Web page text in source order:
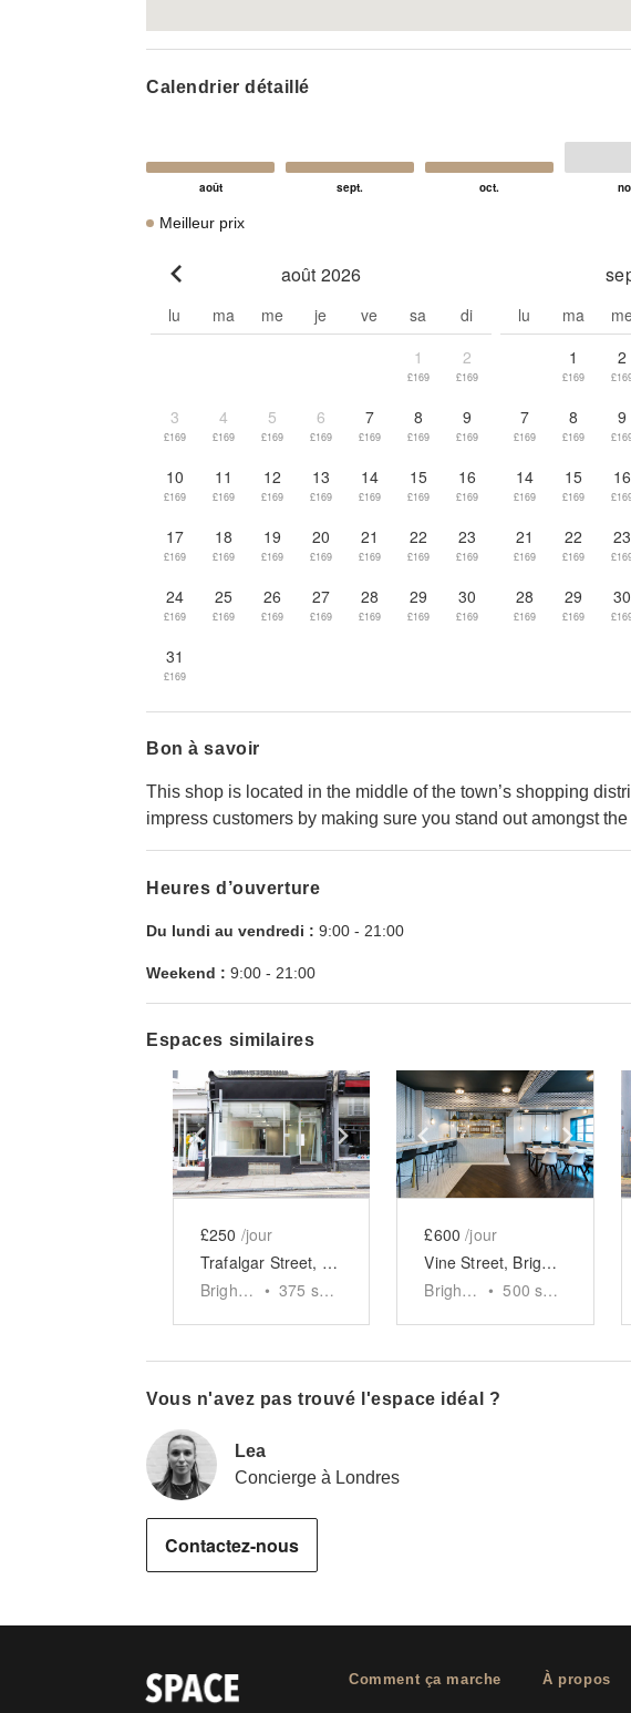
Calendrier détaillé
Meilleur prix
août 2026
lu ma me je ve sa
di
1
£169
2
£169
3
£169
4
£169
5
£169
6
£169
7
£169
8
£169
9
£169
10
£169
11
£169
12
£169
13
£169
14
£169
15
£169
16
£169
17
£169
18
£169
19
£169
20
£169
21
£169
22
£169
23
£169
24
£169
25
£169
26
£169
27
£169
28
£169
29
£169
30
£169
31
£169
lu ma me
1
£169
2
7
£169
8
£169
9
14
£169
15
£169
16
21
£169
22
£169
23
28
£169
29
£169
30
Bon à savoir
This shop is located in the middle of the town’s shopping
impress customers by making sure you stand out amongst the
Heures d’ouverture
Du lundi au vendredi : 9:00 - 21:00
Weekend : 9:00 - 21:00
Espaces similaires
Show previous slideShow next slide
£250 /jour
Trafalgar Street, Brighton - The White Box Boutique
Brighton • 375 sq ft
Show previous slide
£600 /jour
Vine Street, Brighton – Event Space
Brighton
• 500 sq ft
Vous n'avez pas trouvé l'espace idéal ?
Lea
Concierge à Londres
Contactez-nous
Comment ça marche À propos